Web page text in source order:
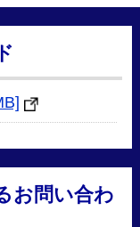
お問い合わ